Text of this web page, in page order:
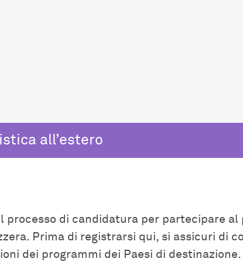
all’estero
processo di candidatura per partecipare
Prima di registrarsi qui, si assicuri di
dei programmi dei Paesi di destinazione.